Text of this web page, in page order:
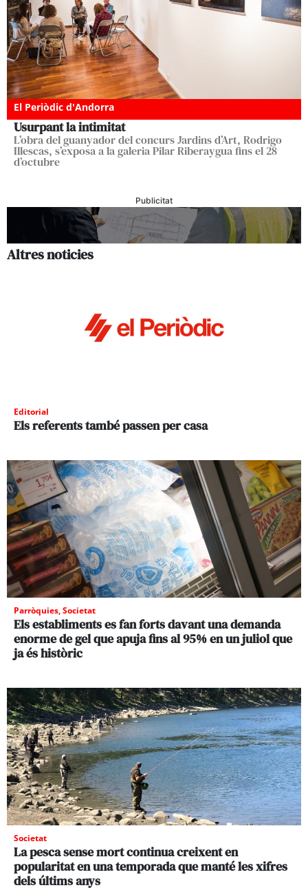
El Periòdic d'Andorra
Usurpant la intimitat
L’obra del guanyador del concurs Jardins d’Art, Rodrigo
Illescas, s’exposa a la galeria Pilar Riberaygua fins el 28
d’octubre
Publicitat
Altres noticies
Editorial
Els referents també passen per casa
Parròquies,Societat
Els establiments es fan forts davant una demanda
enorme de gel que apuja fins al 95% en un juliol que
ja és històric
Societat
La pesca sense mort continua creixent en
popularitat en una temporada que manté les xifres
dels últims anys